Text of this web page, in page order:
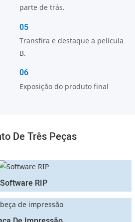
parte de trás.
05
Transfira e destaque a película
B.
06
Exposição do produto final
De Três Peças
Software RIP